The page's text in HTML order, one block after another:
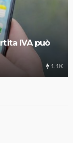
IVA può
1.1K